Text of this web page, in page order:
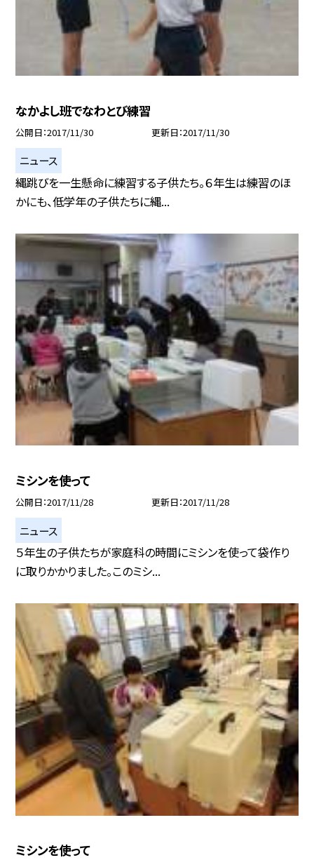
なかよし班でなわとび練習
公開日 2017/11/30 更新日 2017/11/30
ニュース
縄跳びを一生懸命に練習する子供たち。６年生は練習のほ
かにも、低学年の子供たちに縄...
ミシンを使って
公開日 2017/11/28 更新日 2017/11/28
ニュース
５年生の子供たちが家庭科の時間にミシンを使って袋作り
に取りかかりました。このミシ...
ミシンを使って